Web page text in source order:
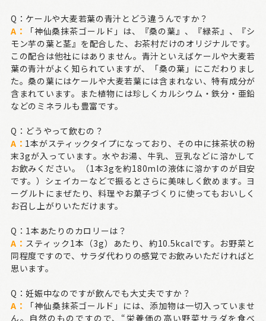
Q：ケールや大麦若葉の青汁とどう違うんですか？
A：
「神仙桑抹茶ゴールド」は、『桑の葉』、『緑茶』、『シ
モン芋の葉と茎』を配合した、お茶村だけのオリジナルです。
この配合は他社にはありません。青汁といえばケールや大麦若
葉の青汁がよく知られていますが、「桑の葉」にこだわりまし
た。桑の葉にはケールや大麦若葉には含まれない、特有成分が
含まれています。また植物には珍しくカルシウム・鉄分・亜鉛
などのミネラルも豊富です。
Q：どうやって飲むの？
A： 1本がスティックタイプになっており、その中に抹茶状の粉
末3gが入っています。水やお湯、牛乳、豆乳などに溶かして
お飲みください。（1本3gを約180mlの液体に溶かすのが目安
です。）シェイカーなどで振るとさらに美味しく飲めます。ヨ
ーグルトにまぜたり、料理やお菓子づくりに使ってもおいしく
お召し上がりいただけます。
Q：1本あたりのカロリーは？
A： スティック1本（3g）あたり、約10.5kcalです。お野菜と
同程度ですので、サラダ代わりの感覚でお飲みいただければと
思います。
Q：妊娠中なのですが飲んでも大丈夫ですか？
A：
「神仙桑抹茶ゴールド」には、添加物は一切入っていませ
ん。自然のものですので、“栄養価の高い野菜サラダを食べ